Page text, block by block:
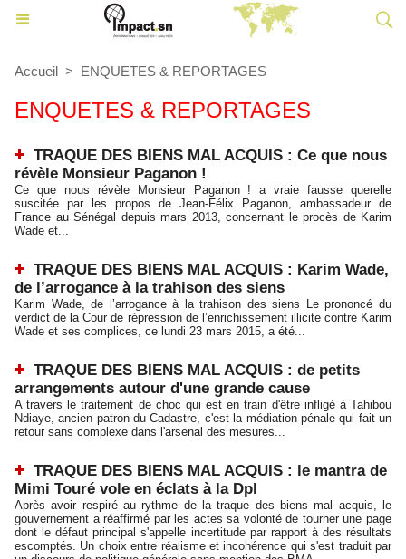
Accueil > ENQUETES & REPORTAGES
ENQUETES & REPORTAGES
TRAQUE DES BIENS MAL ACQUIS : Ce que nous
révèle Monsieur Paganon !
Ce que nous révèle Monsieur Paganon ! a vraie fausse querelle
suscitée par les propos de Jean-Félix Paganon, ambassadeur de
France au Sénégal depuis mars 2013, concernant le procès de Karim
Wade et...
TRAQUE DES BIENS MAL ACQUIS : Karim Wade,
de l’arrogance à la trahison des siens
Karim Wade, de l’arrogance à la trahison des siens Le prononcé du
verdict de la Cour de répression de l’enrichissement illicite contre Karim
Wade et ses complices, ce lundi 23 mars 2015, a été...
TRAQUE DES BIENS MAL ACQUIS : de petits
arrangements autour d'une grande cause
A travers le traitement de choc qui est en train d'être infligé à Tahibou
Ndiaye, ancien patron du Cadastre, c'est la médiation pénale qui fait un
retour sans complexe dans l'arsenal des mesures...
TRAQUE DES BIENS MAL ACQUIS : le mantra de
Mimi Touré vole en éclats à la Dpl
Après avoir respiré au rythme de la traque des biens mal acquis, le
gouvernement a réaffirmé par les actes sa volonté de tourner une page
dont le défaut principal s'appelle incertitude par rapport à des résultats
escomptés. Un choix entre réalisme et incohérence qui s'est traduit par